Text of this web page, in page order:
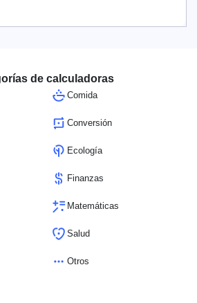
de calculadoras
Comida
Conversión
Ecología
Finanzas
Matemáticas
Salud
Otros